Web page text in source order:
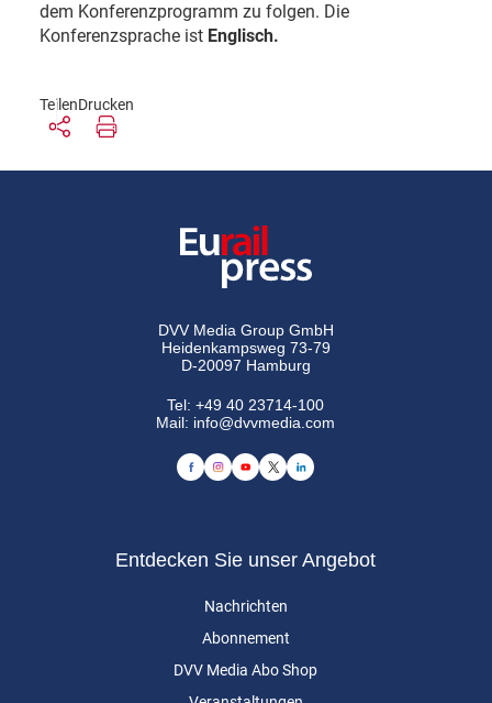
dem Konferenzprogramm zu folgen. Die
Konferenzsprache ist Englisch.
TeilenDrucken
DVV Media Group GmbH
Heidenkampsweg 73-79
D-20097 Hamburg
Tel:+49 40 23714-100
Mail: info@dvvmedia.com
Entdecken Sie unser Angebot
Nachrichten
Abonnement
DVV Media Abo Shop